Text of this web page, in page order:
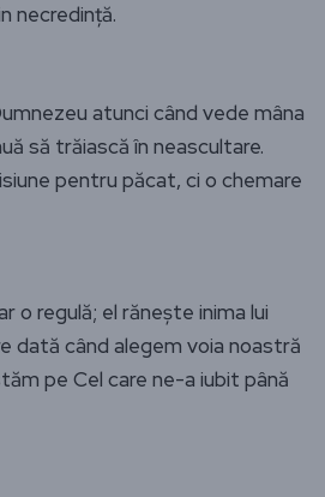
necredință.
atunci când vede mâna
să trăiască în neascultare.
pentru păcat, ci o chemare
o regulă; el rănește inima lui
dată când alegem voia noastră
pe Cel care ne-a iubit până